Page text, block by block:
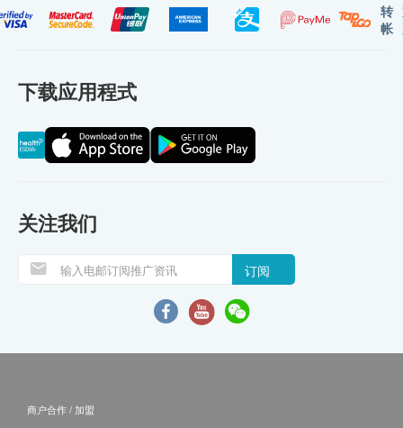
转
帐
下载应用程式
关注我们
订阅
商户合作 / 加盟